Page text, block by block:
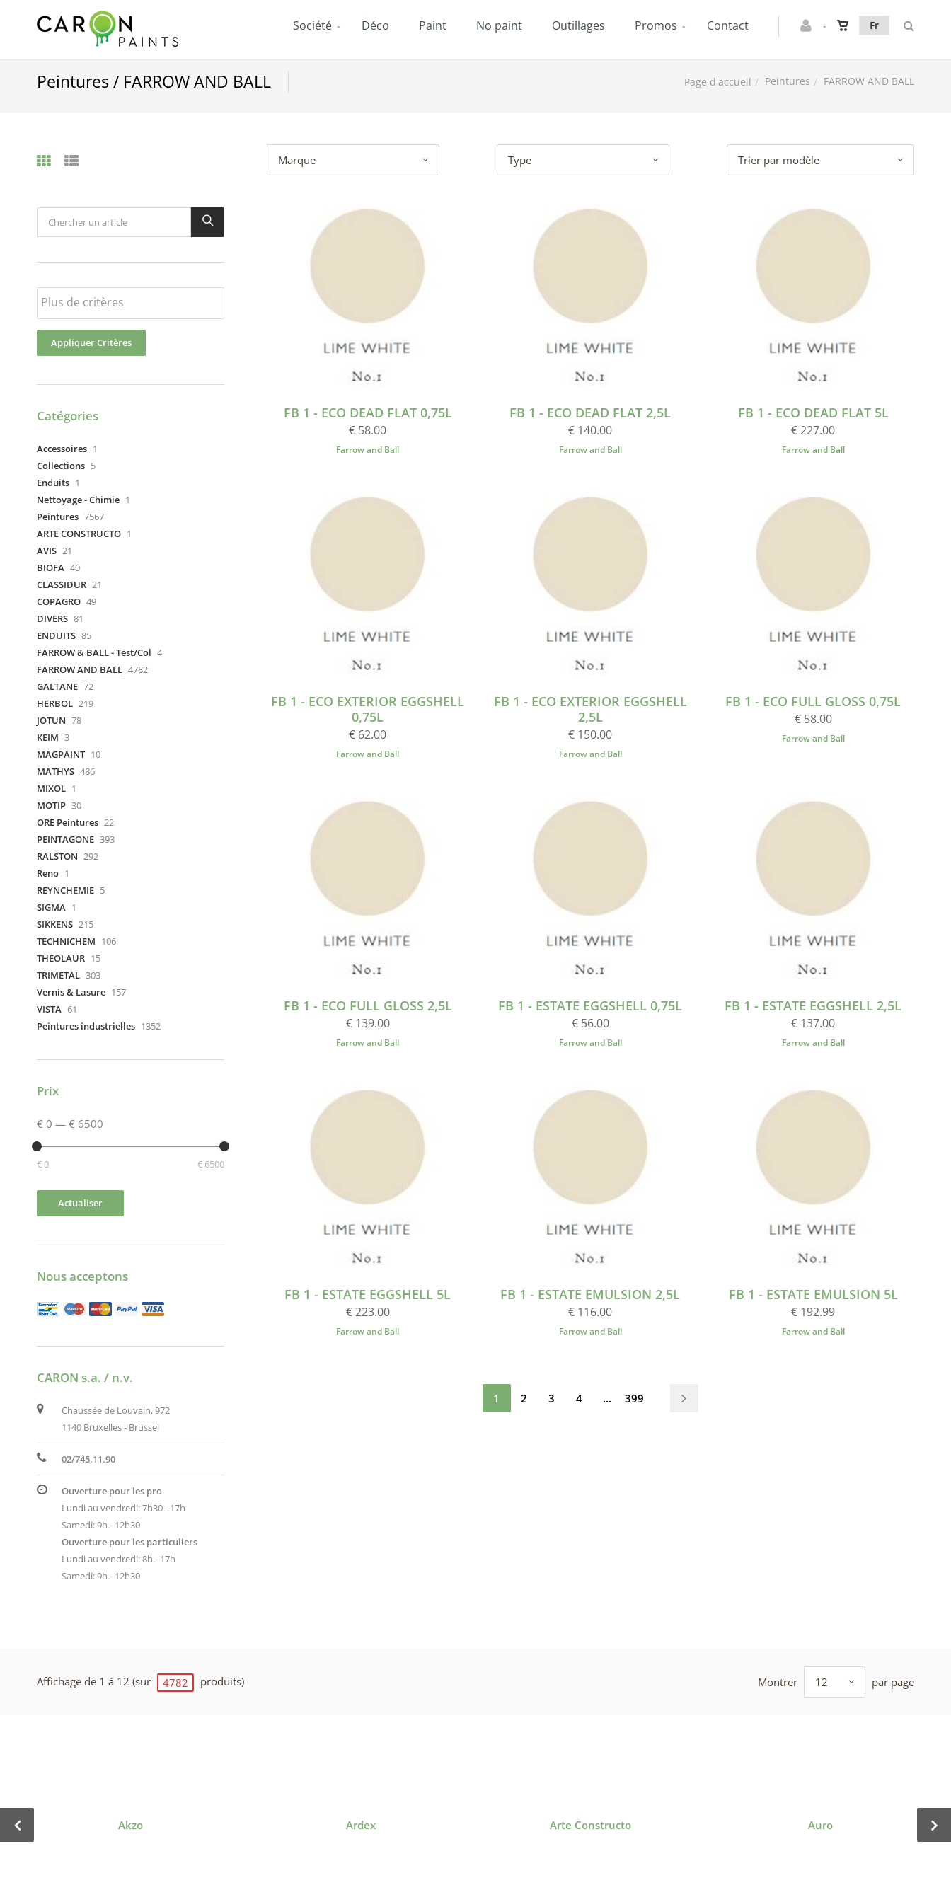
Fr
Société Déco Paint No paint Outillages Promos Contact
Peintures / FARROW AND BALL Page d'accueil Peintures FARROW AND BALL
Marque Type Trier par modèle
FB 1 - ECO DEAD FLAT 0,75L
€ 58.00
Farrow and Ball
FB 1 - ECO DEAD FLAT 2,5L
€ 140.00
Farrow and Ball
FB 1 - ECO DEAD FLAT 5L
€ 227.00
Farrow and Ball
FB 1 - ECO EXTERIOR EGGSHELL
0,75L
€ 62.00
Farrow and Ball
FB 1 - ECO EXTERIOR EGGSHELL
2,5L
€ 150.00
Farrow and Ball
FB 1 - ECO FULL GLOSS 0,75L
€ 58.00
Farrow and Ball
FB 1 - ECO FULL GLOSS 2,5L
€ 139.00
Farrow and Ball
FB 1 - ESTATE EGGSHELL 0,75L
€ 56.00
Farrow and Ball
FB 1 - ESTATE EGGSHELL 2,5L
€ 137.00
Farrow and Ball
FB 1 - ESTATE EGGSHELL 5L
€ 223.00
Farrow and Ball
FB 1 - ESTATE EMULSION 2,5L
€ 116.00
Farrow and Ball
FB 1 - ESTATE EMULSION 5L
€ 192.99
Farrow and Ball
1 2 3 4 ... 399
Appliquer Critères
Catégories
Accessoires 1
Collections 5
Enduits 1
Nettoyage - Chimie 1
Peintures 7567
ARTE CONSTRUCTO 1
AVIS 21
BIOFA 40
CLASSIDUR 21
COPAGRO 49
DIVERS 81
ENDUITS 85
FARROW & BALL - Test/Col 4
FARROW AND BALL 4782
GALTANE 72
HERBOL 219
JOTUN 78
KEIM 3
MAGPAINT 10
MATHYS 486
MIXOL 1
MOTIP 30
ORE Peintures 22
PEINTAGONE 393
RALSTON 292
Reno 1
REYNCHEMIE 5
SIGMA 1
SIKKENS 215
TECHNICHEM 106
THEOLAUR 15
TRIMETAL 303
Vernis & Lasure 157
VISTA 61
Peintures industrielles 1352
Prix
€ 0 — € 6500
€ 0 € 6500
Actualiser
Nous acceptons
CARON s.a. / n.v.
Chaussée de Louvain, 972
1140 Bruxelles - Brussel
02/745.11.90
Ouverture pour les pro
Lundi au vendredi: 7h30 - 17h
Samedi: 9h - 12h30
Ouverture pour les particuliers
Lundi au vendredi: 8h - 17h
Samedi: 9h - 12h30
Affichage de 1 à 12 (sur 4782 produits) Montrer 12 par page
Akzo Ardex Arte Constructo Auro